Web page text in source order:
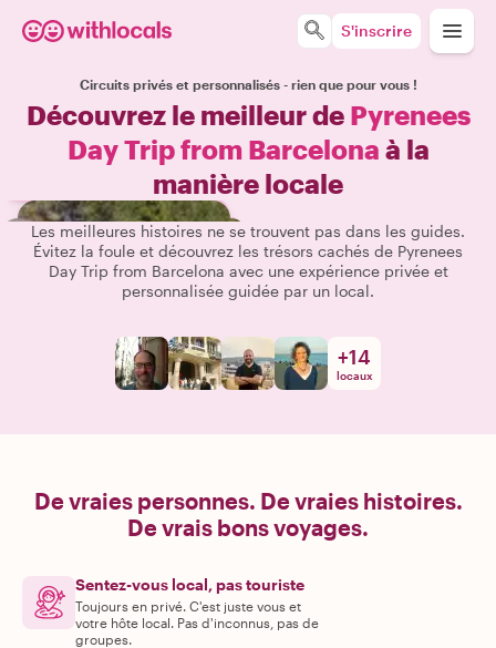
S'inscrire
Circuits privés et personnalisés - rien que pour vous !
Découvrez le meilleur de Pyrenees
Day Trip from Barcelona à la
manière locale
Les meilleures histoires ne se trouvent pas dans les guides.
Évitez la foule et découvrez les trésors cachés de Pyrenees
Day Trip from Barcelona avec une expérience privée et
personnalisée guidée par un local.
+14
locaux
De vraies personnes. De vraies histoires.
De vrais bons voyages.
Sentez-vous local, pas touriste
Toujours en privé. C'est juste vous et
votre hôte local. Pas d'inconnus, pas de
groupes.